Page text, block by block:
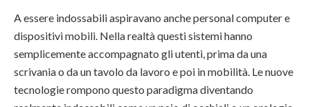
A essere indossabili aspiravano anche personal computer e
dispositivi mobili. Nella realtà questi sistemi hanno
semplicemente accompagnato gli utenti, prima da una
scrivania o da un tavolo da lavoro e poi in mobilità. Le nuove
tecnologie rompono questo paradigma diventando